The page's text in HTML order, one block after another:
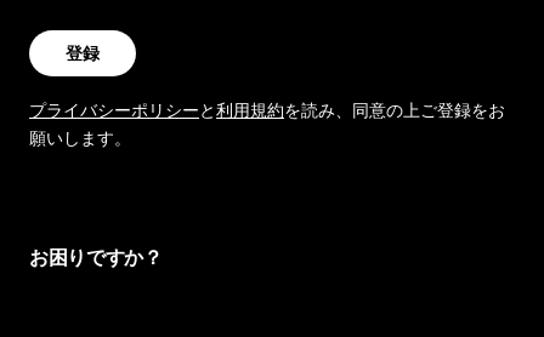
登録
プライバシーポリシーと利用規約を読み、同意の上ご登録をお
願いします。
お困りですか？